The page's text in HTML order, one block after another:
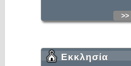
>>
Εκκλησία